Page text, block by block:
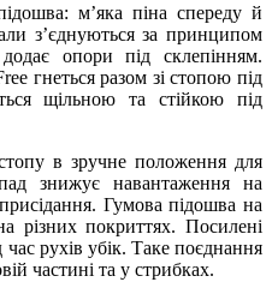
мʼяка піна спереду й
зʼєднуються за принципом
опори під склепінням.
гнеться разом зі стопою під
щільною та стійкою під
в зручне положення для
знижує навантаження на
Гумова підошва на
різних покриттях. Посилені
час рухів убік. Таке поєднання
частині та у стрибках.